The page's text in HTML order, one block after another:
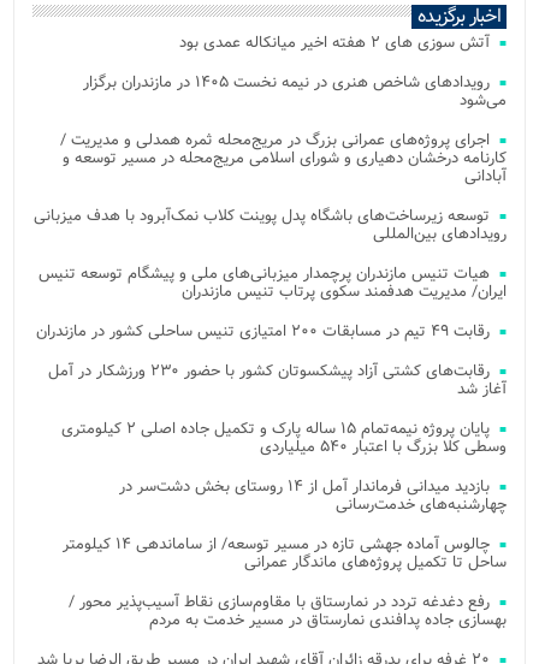
اخبار برگزیده
آتش‌ سوزی‌ های ۲ هفته اخیر میانکاله عمدی بود
رویدادهای شاخص هنری در نیمه نخست ۱۴۰۵ در مازندران برگزار
می‌شود
اجرای پروژه‌های عمرانی بزرگ در مریج‌محله ثمره همدلی و مدیریت /
کارنامه درخشان دهیاری و شورای اسلامی مریج‌محله در مسیر توسعه و
آبادانی
توسعه زیرساخت‌های باشگاه پدل پوینت کلاب نمک‌آبرود با هدف میزبانی
رویدادهای بین‌المللی
هیات تنیس مازندران پرچمدار میزبانی‌های ملی و پیشگام توسعه تنیس
ایران/ مدیریت هدفمند سکوی پرتاب تنیس مازندران
رقابت ۴۹ تیم در مسابقات ۲۰۰ امتیازی تنیس ساحلی کشور در مازندران
رقابت‌های کشتی آزاد پیشکسوتان کشور با حضور ۲۳۰ ورزشکار در آمل
آغاز شد
پایان پروژه نیمه‌تمام ۱۵ ساله پارک و تکمیل جاده اصلی ۲ کیلومتری
وسطی کلا بزرگ با اعتبار ۵۴۰ میلیاردی
بازدید میدانی فرماندار آمل از ۱۴ روستای بخش دشت‌سر در
چهارشنبه‌های خدمت‌رسانی
چالوس آماده جهشی تازه در مسیر توسعه/ از ساماندهی ۱۴ کیلومتر
ساحل تا تکمیل پروژه‌های ماندگار عمرانی
رفع دغدغه تردد در نمارستاق با مقاوم‌سازی نقاط آسیب‌پذیر محور /
بهسازی جاده پدافندی نمارستاق در مسیر خدمت به مردم